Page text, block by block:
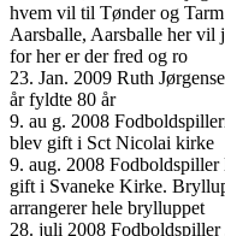
hvem vil til Tønder og
Aarsballe, Aarsballe her vil
for her er der fred og ro
23. Jan. 2009 Ruth
år fyldte 80 år
9. au g. 2008
blev gift i Sct Nicolai kirke
9. aug. 2008
gift i Svaneke Kirke.
arrangerer hele brylluppet
28. juli 2008 Fodboldspiller